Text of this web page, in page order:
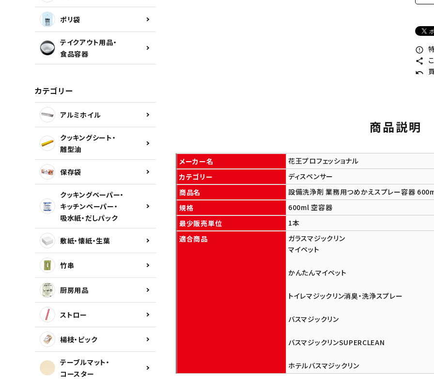
ポリ袋
テイクアウト用品・
食品容器
カテゴリー
アルミホイル
クッキングシート・
離型油
保存袋
クッキングペーパー・
キッチンペーパー・
吸水紙・だしパック
敷紙・懐紙・生葉
竹串
厨房用品
ストロー
楊枝・ピック
テーブルマット・
コースター
error_outline
share
undo
商品説明
メーカー名
花王プロフェッショナル
カテゴリー
ディスペンサー
商品名
設備洗浄剤 業務用つめかえスプレー容器
規格
600ml 空容器
最少販売単位
1本
適合商品
ガラスマジックリン
マイペット
かんたんマイペット
トイレマジックリン消臭・洗浄スプレー
バスマジックリン
バスマジックリンSUPERCLEAN
ホテルバスマジックリン